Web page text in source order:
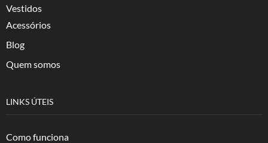
Vestidos
Acessórios
Blog
Quem somos
LINKS ÚTEIS
Como funciona